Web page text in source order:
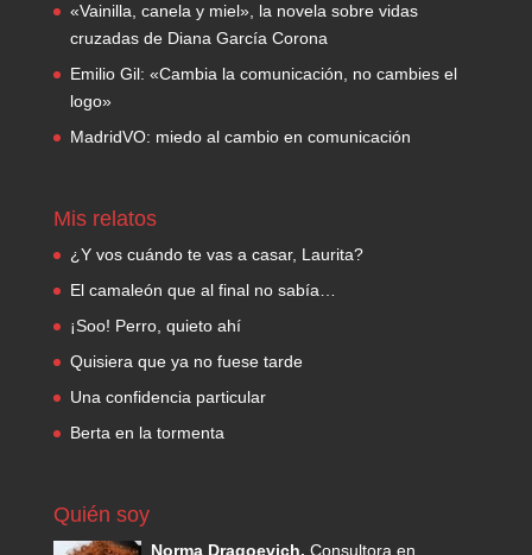
«Vainilla, canela y miel», la novela sobre vidas
cruzadas de Diana García Corona
Emilio Gil: «Cambia la comunicación, no cambies el
logo»
MadridVO: miedo al cambio en comunicación
Mis relatos
¿Y vos cuándo te vas a casar, Laurita?
El camaleón que al final no sabía…
¡Soo! Perro, quieto ahí
Quisiera que ya no fuese tarde
Una confidencia particular
Berta en la tormenta
Quién soy
Norma Dragoevich. Consultora en